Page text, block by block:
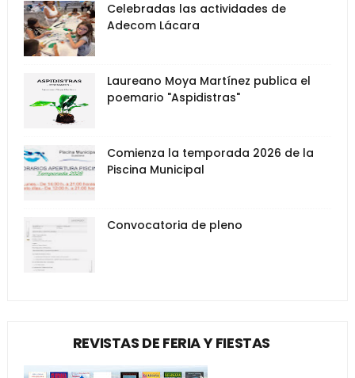
Celebradas las actividades de
Adecom Lácara
Laureano Moya Martínez publica el
poemario "Aspidistras"
Comienza la temporada 2026 de la
Piscina Municipal
Convocatoria de pleno
REVISTAS DE FERIA Y FIESTAS